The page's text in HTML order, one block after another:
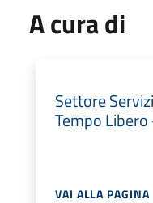
A cura di
Settore
Tempo
VAI ALLA PAGINA